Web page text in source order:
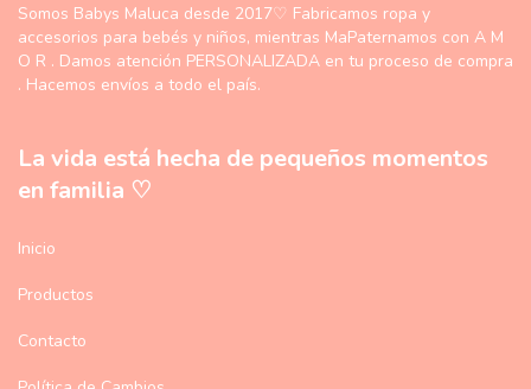
Somos Babys Maluca desde 2017♡ Fabricamos ropa y
accesorios para bebés y niños, mientras MaPaternamos con A M
O R . Damos atención PERSONALIZADA en tu proceso de compra
. Hacemos envíos a todo el país.
La vida está hecha de pequeños momentos
en familia ♡
Inicio
Productos
Contacto